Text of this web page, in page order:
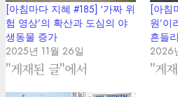
[아침마다 지혜 #185] ‘가짜 위
험 영상’의 확산과 도심의 야
생동물 증가
2025년 11월 26일
"게재된 글"에서
[아침
원’이
흔들
2026
"게